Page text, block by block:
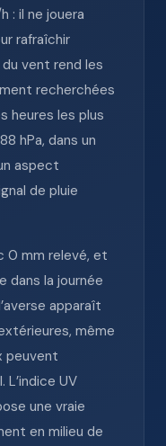
: il ne jouera
rafraîchir
vent rend les
recherchées
heures les plus
hPa, dans un
aspect
de pluie
0 mm relevé, et
dans la journée
apparaît
même
peuvent
UV
une vraie
en milieu de